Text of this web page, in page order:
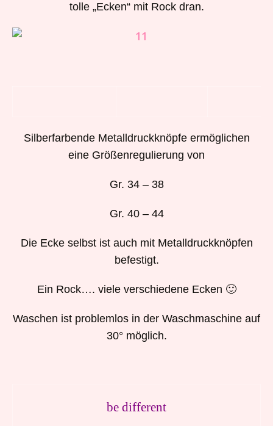
tolle „Ecken“ mit Rock dran.
Silberfarbende Metalldruckknöpfe ermöglichen
eine Größenregulierung von
Gr. 34 – 38
Gr. 40 – 44
Die Ecke selbst ist auch mit Metalldruckknöpfen
befestigt.
Ein Rock…. viele verschiedene Ecken 🙂
Waschen ist problemlos in der Waschmaschine auf
30° möglich.
be different